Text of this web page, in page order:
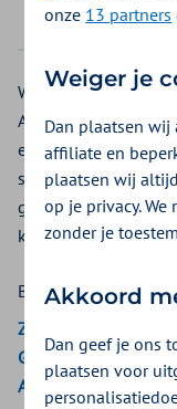
2025 2026
Wilt u zich voor
Amsterdam krijgt u
een verwijde ader
spatader ontstaat
goed sluiten.
kunnen gevoelig zijn
Bekijk de
Zilveren Kruis
Gemeenten Optimaal
Aon Vitaal
onze 13 partners
Weiger je
Dan plaatsen
affiliate en
plaatsen wij
op je privacy.
zonder je
Akkoord
Dan geef je ons
plaatsen voor